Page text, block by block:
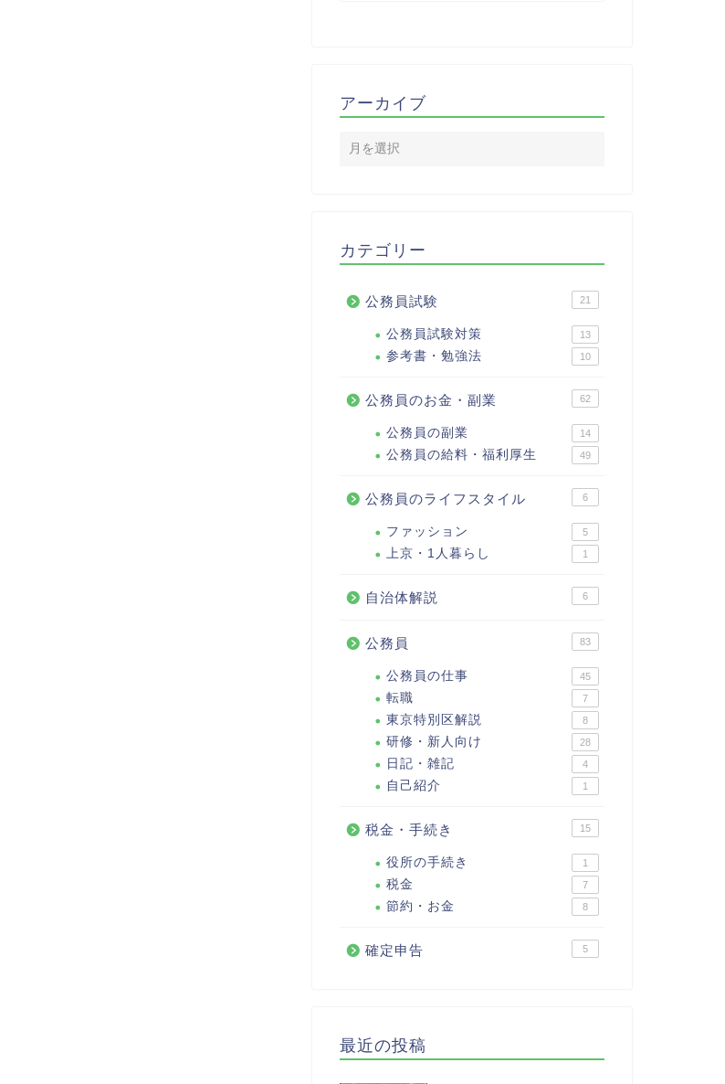
アーカイブ
カテゴリー
公務員試験 21
公務員試験対策 13
参考書・勉強法 10
公務員のお金・副業 62
公務員の副業 14
公務員の給料・福利厚生 49
公務員のライフスタイル 6
ファッション 5
上京・1人暮らし 1
自治体解説 6
公務員 83
公務員の仕事 45
転職 7
東京特別区解説 8
研修・新人向け 28
日記・雑記 4
自己紹介 1
税金・手続き 15
役所の手続き 1
税金 7
節約・お金 8
確定申告 5
最近の投稿